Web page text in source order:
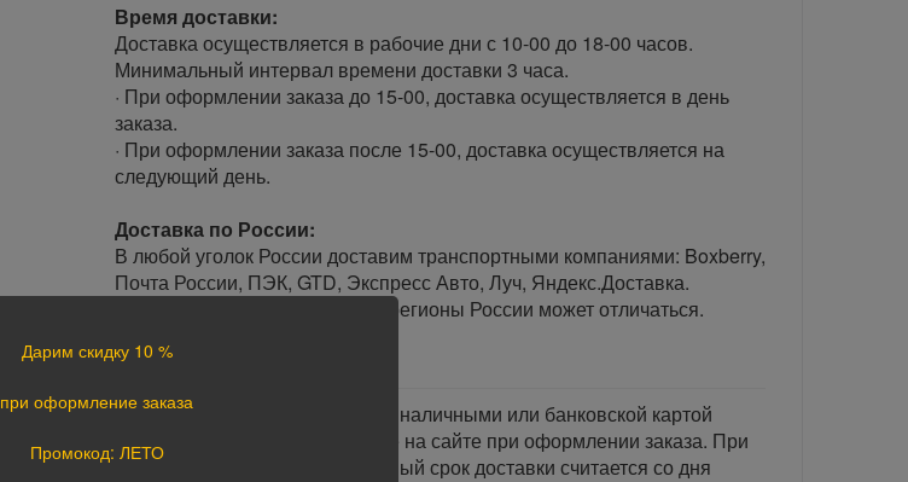
Время доставки:
Доставка осуществляется в рабочие дни с 10-00 до 18-00 часов.
Минимальный интервал времени доставки 3 часа.
· При оформлении заказа до 15-00, доставка осуществляется в день
заказа.
· При оформлении заказа после 15-00, доставка осуществляется на
следующий день.
Доставка по России:
В любой уголок России доставим транспортными компаниями: Boxberry,
Почта России, ПЭК, GTD, Экспресс Авто, Луч, Яндекс.Доставка.
Стоимость доставки в разные регионы России может отличаться.
Оплата
Оплата заказа осуществляется наличными или банковской картой
курьеру при получении, а также на сайте при оформлении заказа. При
оплате картой на сайте указанный срок доставки считается со дня
Дарим скидку 10 %
при оформление заказа
Промокод: ЛЕТО